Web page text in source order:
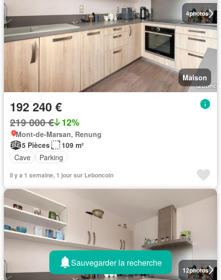
4photos
Maison
192 240 €
219 000 € 12%
Mont-de-Marsan, Renung
5 Pièces
109 m²
Cave
Parking
Il y a 1 semaine, 1 jour sur Leboncoin
12photos
Sauvegarder la recherche